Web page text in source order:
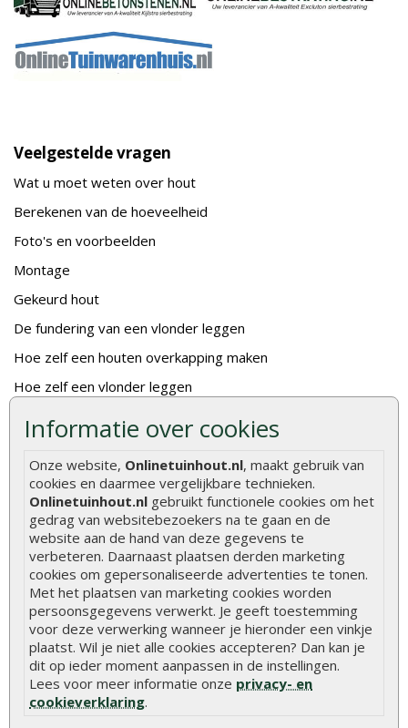
Informatie over cookies
Onze website, Onlinetuinhout.nl, maakt gebruik van
cookies en daarmee vergelijkbare technieken.
Onlinetuinhout.nl gebruikt functionele cookies om het
gedrag van websitebezoekers na te gaan en de
website aan de hand van deze gegevens te
verbeteren. Daarnaast plaatsen derden marketing
cookies om gepersonaliseerde advertenties te tonen.
Met het plaatsen van marketing cookies worden
persoonsgegevens verwerkt. Je geeft toestemming
voor deze verwerking wanneer je hieronder een vinkje
plaatst. Wil je niet alle cookies accepteren? Dan kan je
dit op ieder moment aanpassen in de instellingen.
Lees voor meer informatie onze privacy- en
cookieverklaring.
Veelgestelde vragen
Wat u moet weten over hout
Berekenen van de hoeveelheid
Foto's en voorbeelden
Montage
Gekeurd hout
De fundering van een vlonder leggen
Hoe zelf een houten overkapping maken
Hoe zelf een vlonder leggen
Hoe betonpaal plaatsen
De 9 beste tuinschermen van Onlinetuinhout.nl
Stijlvolle houtsoorten voor in de tuin
Duurzame tuin
Welke palen voor een schapenhek
Alle populaire categorieën
Tuinhout
Schutting
Vlonderplanken
Tuindeuren
Tuinschermen